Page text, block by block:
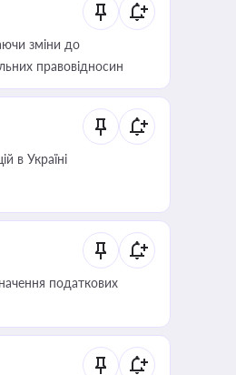
зміни до
правовідносин
в Україні
податкових